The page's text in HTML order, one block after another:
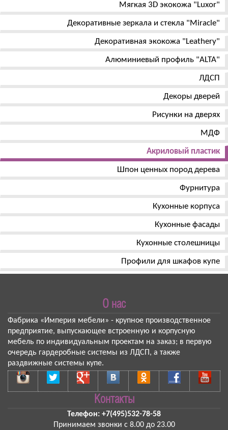
Мягкая 3D экокожа "Luxor"
Декоративные зеркала и стекла "Miracle"
Декоративная экокожа "Leathery"
Алюминиевый профиль "ALTA"
ЛДСП
Декоры дверей
Рисунки на дверях
МДФ
Акриловый пластик
Шпон ценных пород дерева
Фурнитура
Кухонные корпуса
Кухонные фасады
Кухонные столешницы
Профили для шкафов купе
О нас
Фабрика «Империя мебели» - крупное производственное
предприятие, выпускающее встроенную и корпусную
мебель по индивидуальным проектам на заказ; в первую
очередь гардеробные системы из ЛДСП, а также
раздвижные системы купе.
Контакты
Телефон: +7(495)532-78-58
Принимаем звонки с 8.00 до 23.00